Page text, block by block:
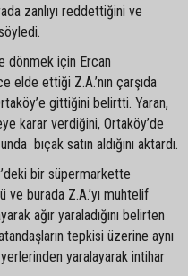
zanlıyı reddettiğini ve
dönmek için Ercan
elde ettiği Z.A.’nın çarşıda
gittiğini belirtti. Yaran,
karar verdiğini, Ortaköy’de
bıçak satın aldığını aktardı.
bir süpermarkette
burada Z.A.’yı muhtelif
ağır yaraladığını belirten
tepkisi üzerine aynı
yaralayarak intihar